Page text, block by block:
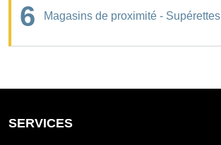
6 Magasins de proximité - Supérettes
SERVICES